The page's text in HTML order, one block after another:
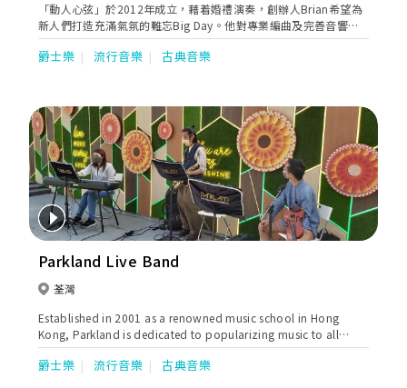
「動人心弦」於2012年成立，藉着婚禮演奏，創辦人Brian希望為
新人們打造充滿氣氛的難忘Big Day。他對專業編曲及完善音響的
堅持，絶對能為新人帶來富感染力的音樂。
爵士樂 流行音樂 古典音樂
Parkland Live Band
荃灣
Established in 2001 as a renowned music school in Hong
Kong, Parkland is dedicated to popularizing music to all
levels of our society. For those who are looking to hold a
memorable event or occasion, look no further than our live
爵士樂 流行音樂 古典音樂